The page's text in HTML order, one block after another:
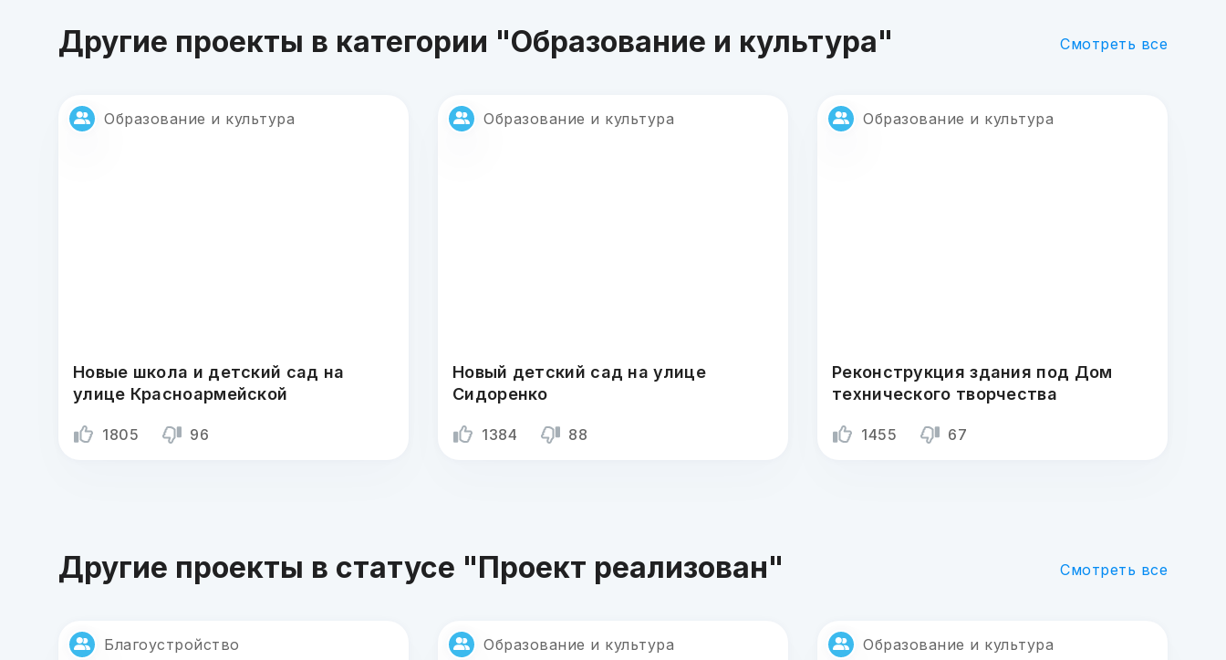
Другие проекты в категории "Образование и культура" Смотреть все
Образование и культура
Новые школа и детский сад на
улице Красноармейской
1805 96
Образование и культура
Новый детский сад на улице
Сидоренко
1384 88
Образование и культура
Реконструкция здания под Дом
технического творчества
1455 67
Другие проекты в статусе "Проект реализован" Смотреть все
Благоустройство Образование и культура Образование и культура